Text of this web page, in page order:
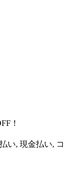
！
い, 現金払い, コ